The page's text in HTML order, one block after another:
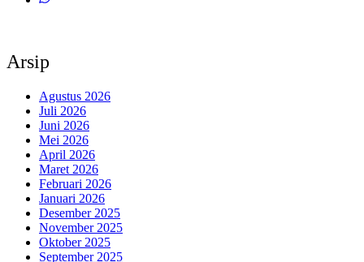
Arsip
Agustus 2026
Juli 2026
Juni 2026
Mei 2026
April 2026
Maret 2026
Februari 2026
Januari 2026
Desember 2025
November 2025
Oktober 2025
September 2025